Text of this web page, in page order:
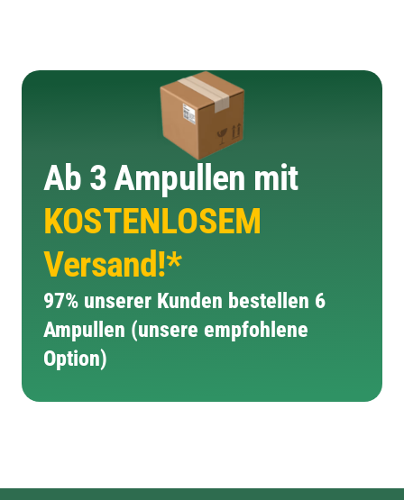
Ab 3 Ampullen mit
KOSTENLOSEM
Versand!*
97% unserer Kunden bestellen 6
Ampullen (unsere empfohlene
Option)